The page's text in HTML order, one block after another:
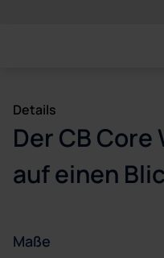
Details
Der CB
auf einen
Maße